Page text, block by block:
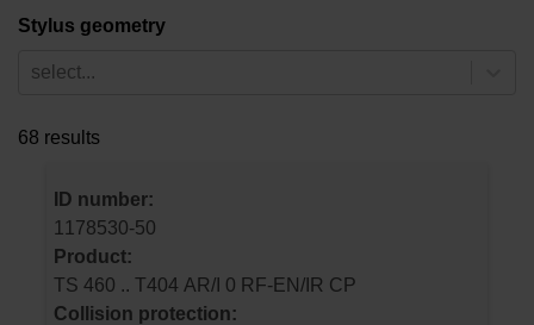
Stylus geometry
select...
68 results
ID number:
1178530-50
Product:
TS 460 .. T404 AR/I 0 RF-EN/IR CP
Collision protection: